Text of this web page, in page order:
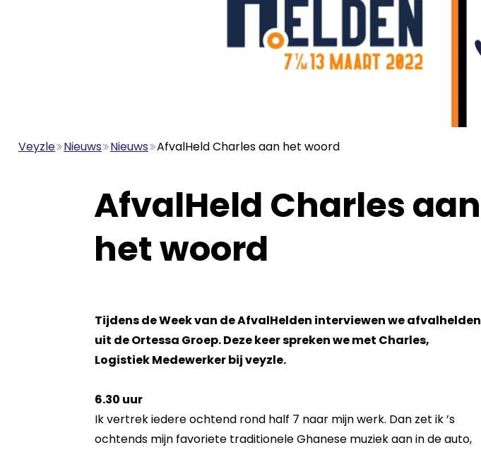
Veyzle Nieuws Nieuws AfvalHeld Charles aan het woord
AfvalHeld Charles aan
het woord
Tijdens de Week van de AfvalHelden interviewen we afvalhelden
uit de Ortessa Groep. Deze keer spreken we met Charles,
Logistiek Medewerker bij veyzle.
6.30 uur
Ik vertrek iedere ochtend rond half 7 naar mijn werk. Dan zet ik ’s
ochtends mijn favoriete traditionele Ghanese muziek aan in de auto,